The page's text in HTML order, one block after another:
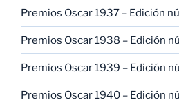
Premios Oscar 1937 – Edición
Premios Oscar 1938 – Edición
Premios Oscar 1939 – Edición
Premios Oscar 1940 – Edición